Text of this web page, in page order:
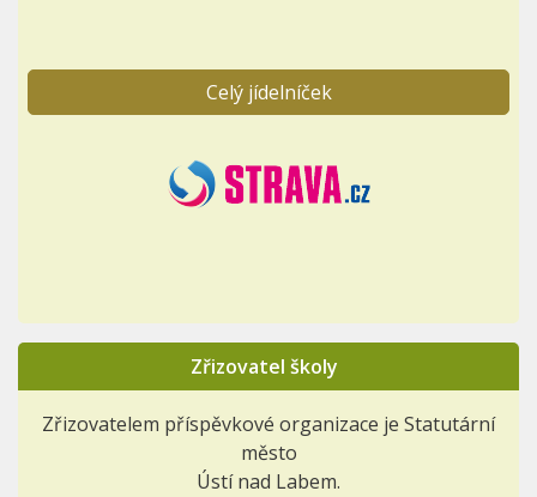
Celý jídelníček
Zřizovatel školy
Zřizovatelem příspěvkové organizace je Statutární
město
Ústí nad Labem.